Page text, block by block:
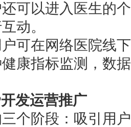
可以进入医生的
动。
可在网络医院线
康指标监测，数
发运营推广
个阶段：吸引用